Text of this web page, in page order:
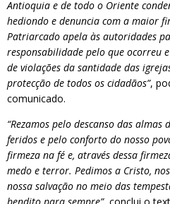
Antioquia e de todo o Oriente
hediondo e denuncia com a maior
Patriarcado apela às autoridades
responsabilidade pelo que ocorreu
de violações da santidade das
protecção de todos os cidadãos”,
comunicado.
“Rezamos pelo descanso das
feridos e pelo conforto do nosso
firmeza na fé e, através dessa
medo e terror. Pedimos a Cristo,
nossa salvação no meio das